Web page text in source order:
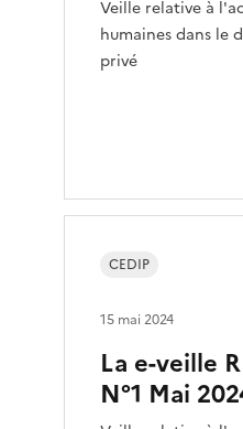
Veille relative à
humaines dans le
privé
La e-veille
N°1 Mai
CEDIP
15 mai 2024